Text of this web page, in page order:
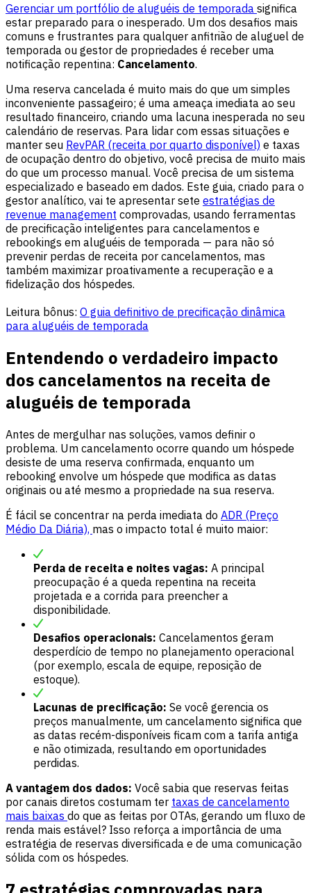
Gerenciar um portfólio de aluguéis de temporada significa
estar preparado para o inesperado. Um dos desafios mais
comuns e frustrantes para qualquer anfitrião de aluguel de
temporada ou gestor de propriedades é receber uma
notificação repentina: Cancelamento.
Uma reserva cancelada é muito mais do que um simples
inconveniente passageiro; é uma ameaça imediata ao seu
resultado financeiro, criando uma lacuna inesperada no seu
calendário de reservas. Para lidar com essas situações e
manter seu RevPAR (receita por quarto disponível) e taxas
de ocupação dentro do objetivo, você precisa de muito mais
do que um processo manual. Você precisa de um sistema
especializado e baseado em dados. Este guia, criado para o
gestor analítico, vai te apresentar sete estratégias de
revenue management comprovadas, usando ferramentas
de precificação inteligentes para cancelamentos e
rebookings em aluguéis de temporada — para não só
prevenir perdas de receita por cancelamentos, mas
também maximizar proativamente a recuperação e a
fidelização dos hóspedes.
Leitura bônus: O guia definitivo de precificação dinâmica
para aluguéis de temporada
Entendendo o verdadeiro impacto
dos cancelamentos na receita de
aluguéis de temporada
Antes de mergulhar nas soluções, vamos definir o
problema. Um cancelamento ocorre quando um hóspede
desiste de uma reserva confirmada, enquanto um
rebooking envolve um hóspede que modifica as datas
originais ou até mesmo a propriedade na sua reserva.
É fácil se concentrar na perda imediata do ADR (Preço
Médio Da Diária), mas o impacto total é muito maior:
Perda de receita e noites vagas: A principal
preocupação é a queda repentina na receita
projetada e a corrida para preencher a
disponibilidade.
Desafios operacionais: Cancelamentos geram
desperdício de tempo no planejamento operacional
(por exemplo, escala de equipe, reposição de
estoque).
Lacunas de precificação: Se você gerencia os
preços manualmente, um cancelamento significa que
as datas recém-disponíveis ficam com a tarifa antiga
e não otimizada, resultando em oportunidades
perdidas.
A vantagem dos dados: Você sabia que reservas feitas
por canais diretos costumam ter taxas de cancelamento
mais baixas do que as feitas por OTAs, gerando um fluxo de
renda mais estável? Isso reforça a importância de uma
estratégia de reservas diversificada e de uma comunicação
sólida com os hóspedes.